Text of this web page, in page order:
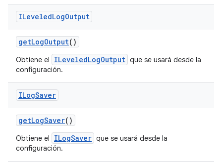
ILeveledLogOutput
getLogOutput()
Obtiene el ILeveledLogOutput que se usará desde la
configuración.
ILogSaver
getLogSaver()
Obtiene el ILogSaver que se usará desde la
configuración.